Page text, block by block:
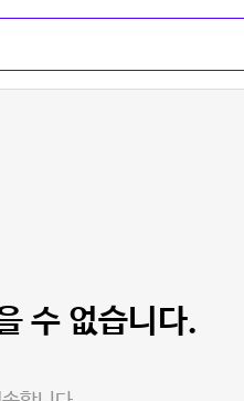
수 없습니다.